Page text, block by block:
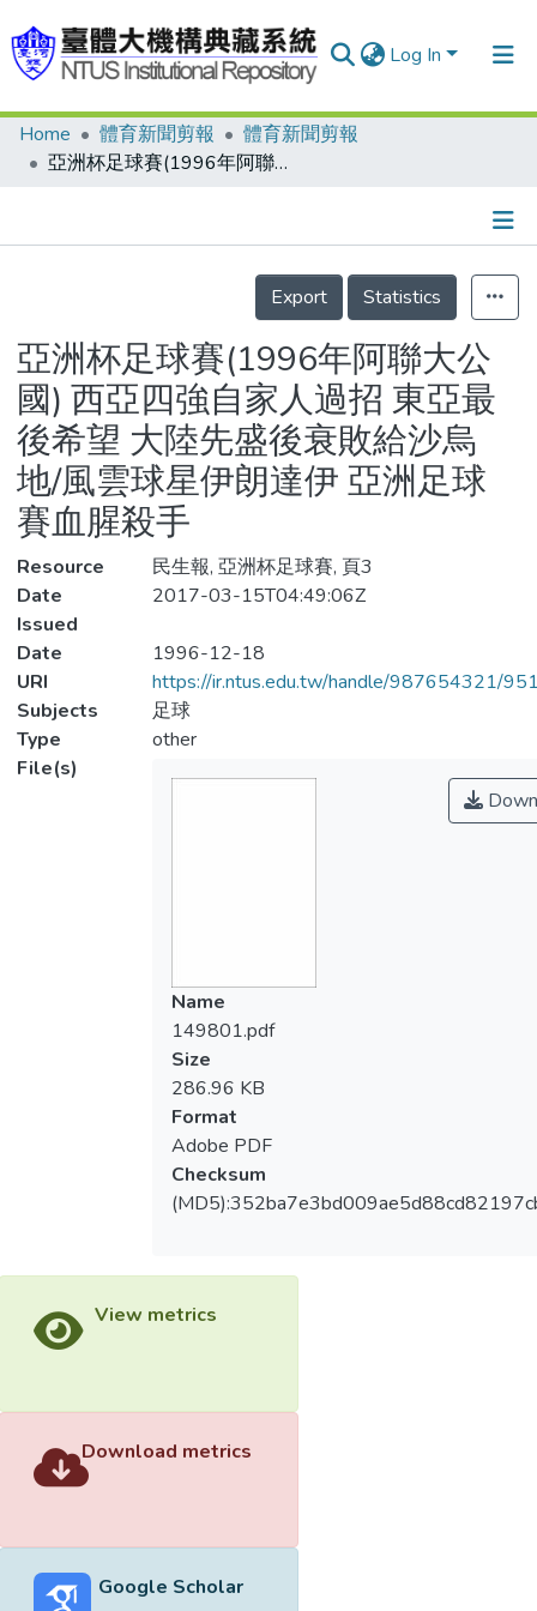
Log In
Communities & Collections
Statistics
Home 體育新聞剪報
體育新聞剪報
亞洲杯足球賽(1996年阿聯大公國) 西亞四強自家人過招 東亞最後希望 大陸先盛後衰敗給沙烏地/風雲球星伊朗達伊 亞洲足球賽血腥殺手
Details
Export
Statistics
亞洲杯足球賽(1996年阿聯大公
國) 西亞四強自家人過招 東亞最
後希望 大陸先盛後衰敗給沙烏
地/風雲球星伊朗達伊 亞洲足球
賽血腥殺手
Resource
民生報, 亞洲杯足球賽, 頁3
Date
Issued
2017-03-15T04:49:06Z
Date
1996-12-18
URI
https://ir.ntus.edu.tw/handle/987654321/
Subjects
足球
Type
other
File(s)
Name
149801.pdf
Size
286.96 KB
Format
Adobe PDF
Checksum
View metrics
Download metrics
Google Scholar